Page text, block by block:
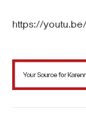
https://